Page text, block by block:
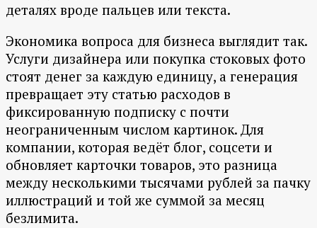
деталях вроде пальцев или текста.
Экономика вопроса для бизнеса выглядит так.
Услуги дизайнера или покупка стоковых фото
стоят денег за каждую единицу, а генерация
превращает эту статью расходов в
фиксированную подписку с почти
неограниченным числом картинок. Для
компании, которая ведёт блог, соцсети и
обновляет карточки товаров, это разница
между несколькими тысячами рублей за пачку
иллюстраций и той же суммой за месяц
безлимита.